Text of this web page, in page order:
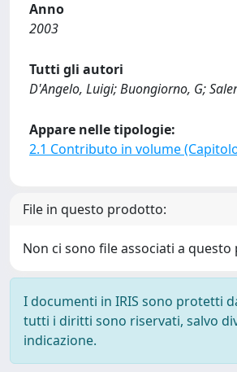
Anno
2003
Tutti gli autori
D'Angelo, Luigi; Buongiorno, G;
Appare nelle tipologie:
2.1 Contributo in volume
File in questo prodotto:
Non ci sono file associati a
I documenti in IRIS sono protetti
tutti i diritti sono riservati, salvo
indicazione.